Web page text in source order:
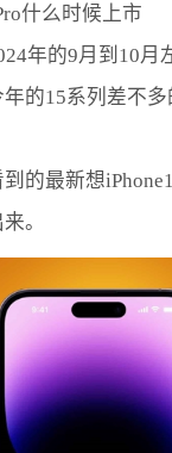
什么时候上市
的9月到10月左
15系列差不多
最新想
。